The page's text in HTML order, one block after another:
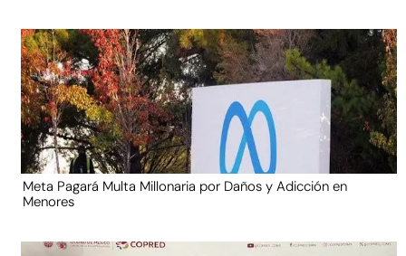
Meta Pagará Multa Millonaria por Daños y Adicción en
Menores